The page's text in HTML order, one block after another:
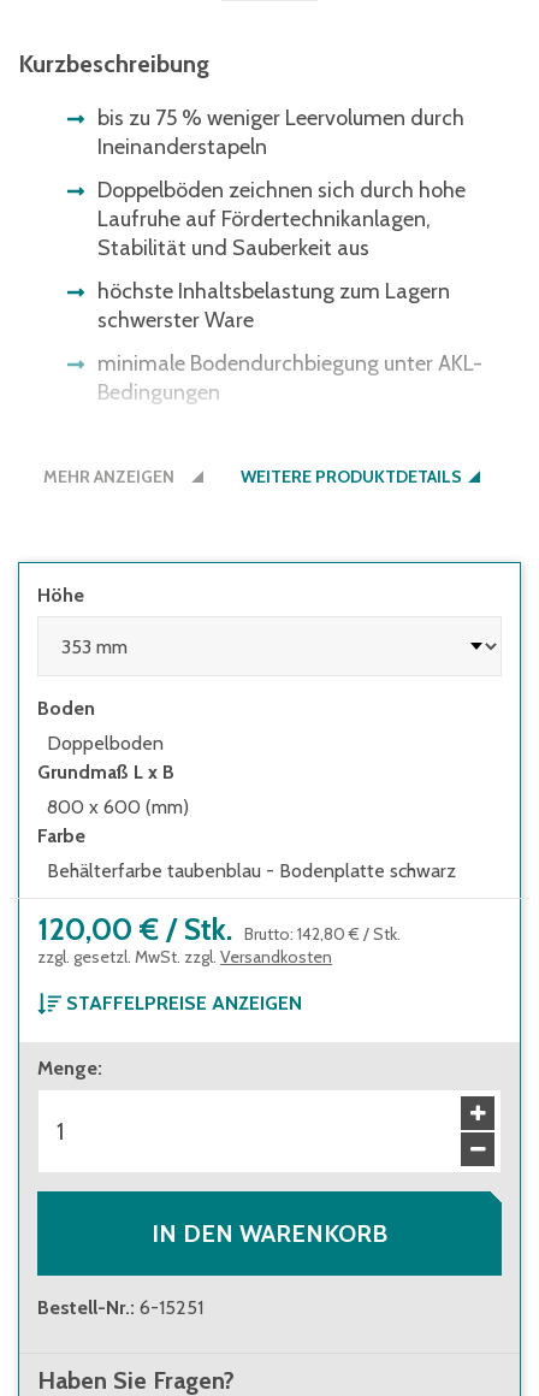
Kurzbeschreibung
bis zu 75 % weniger Leervolumen durch
Ineinanderstapeln
Doppelböden zeichnen sich durch hohe
Laufruhe auf Fördertechnikanlagen,
Stabilität und Sauberkeit aus
höchste Inhaltsbelastung zum Lagern
schwerster Ware
minimale Bodendurchbiegung unter AKL-
Bedingungen
Bitte beachten Sie: Einige
wir Ihnen den Boden auch in der
MEHR ANZEIGEN WEITERE PRODUKTDETAILS
Höhe
Boden
Doppelboden
Grundmaß L x B
800 x 600 (mm)
Farbe
Behälterfarbe taubenblau - Bodenplatte schwarz
120,00 € / Stk. Brutto: 142,80 € /Stk.
zzgl. gesetzl. MwSt. zzgl. Versandkosten
STAFFELPREISE ANZEIGEN
ab 1 Stück
120,00 €
ab 40 Stück
107,00 €
Menge:
IN DEN WARENKORB
Bestell-Nr.: 6-15251
Haben Sie Fragen?